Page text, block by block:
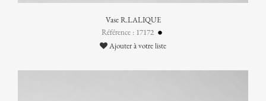
Vase R.LALIQUE
Référence : 17172
Ajouter à votre liste